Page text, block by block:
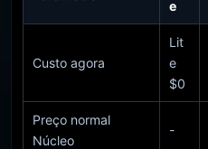
e
Custo agora
Lit
e
$0
Preço normal
Núcleo
-